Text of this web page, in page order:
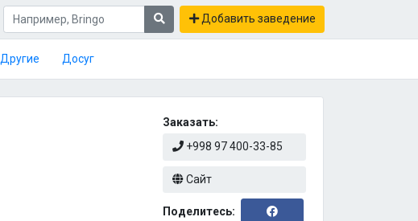
Добавить заведение
Другие Досуг
Заказать:
+998 97 400-33-85
Сайт
Поделитесь: